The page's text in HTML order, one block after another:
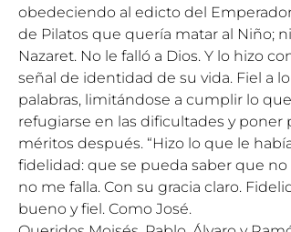
obedeciendo al edicto del
de Pilatos que quería matar al Niño;
Nazaret. No le falló a Dios. Y lo hizo
señal de identidad de su vida. Fiel a
palabras, limitándose a cumplir lo
refugiarse en las dificultades y
méritos después. “Hizo lo que le
fidelidad: que se pueda saber que no
no me falla. Con su gracia claro.
bueno y fiel. Como José.